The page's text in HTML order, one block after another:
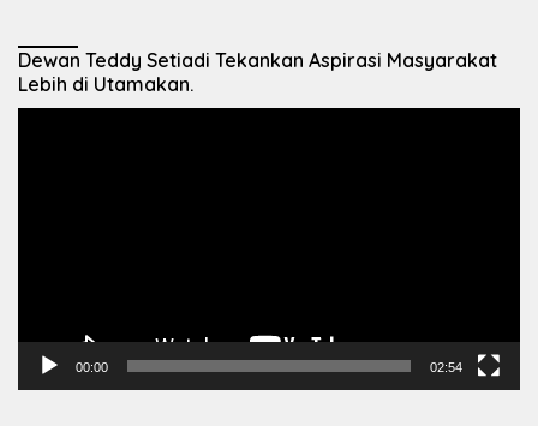
Dewan Teddy Setiadi Tekankan Aspirasi Masyarakat
Lebih di Utamakan.
00:00 02:54